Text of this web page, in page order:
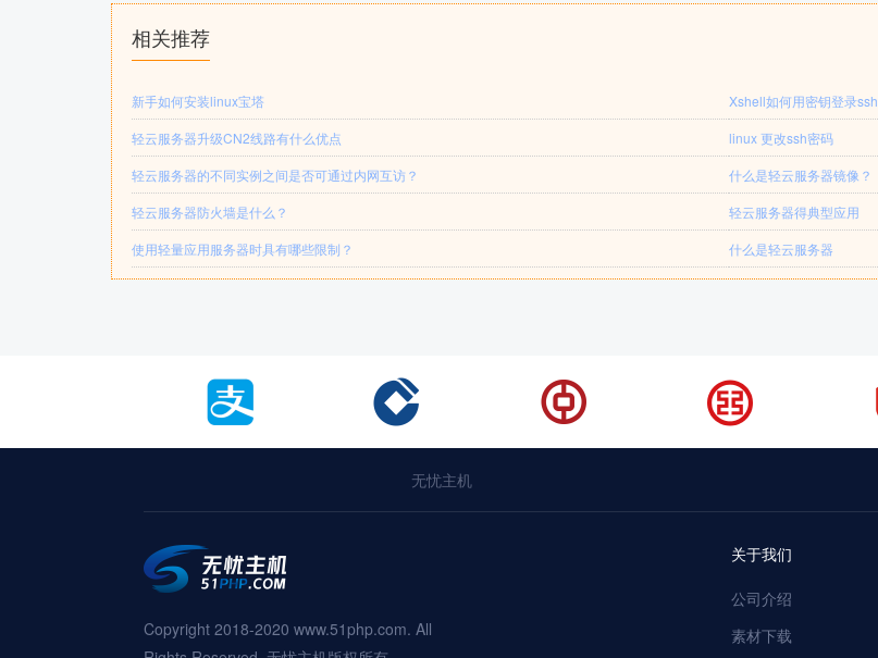
相关推荐
新手如何安装linux宝塔
Xshell如何用密钥登录ssh
轻云服务器升级CN2线路有什么优点
linux 更改ssh密码
轻云服务器的不同实例之间是否可通过内网互访？
什么是轻云服务器镜像？
轻云服务器防火墙是什么？
轻云服务器得典型应用
使用轻量应用服务器时具有哪些限制？
什么是轻云服务器
无忧主机
Copyright 2018-2020 www.51php.com. All
关于我们
公司介绍
素材下载